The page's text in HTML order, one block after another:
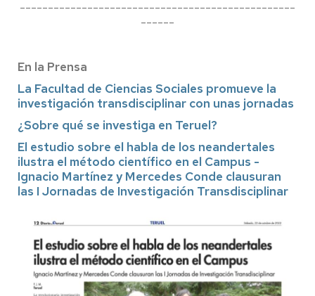
-------------------------------------------------
------
En la Prensa
La Facultad de Ciencias Sociales promueve la
investigación transdisciplinar con unas jornadas
¿Sobre qué se investiga en Teruel?
El estudio sobre el habla de los neandertales
ilustra el método científico en el Campus -
Ignacio Martínez y Mercedes Conde clausuran
las I Jornadas de Investigación Transdisciplinar